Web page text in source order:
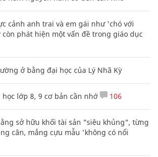
cảnh anh trai và em gái như 'chó với
phát hiện một vấn đề trong giáo dục
ở bằng đại học của Lý Nhã Kỳ
học lớp 8, 9 cơ bản cần nhớ 106
sở hữu khối tài sản "siêu khủng", từng
cân, mắng cựu mẫu 'không có nổi